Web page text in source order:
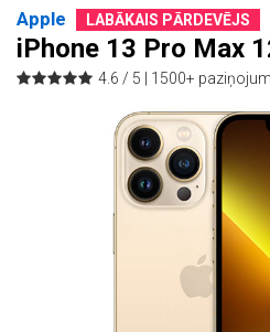
Apple LABĀKAIS PĀRDEVĒJS
iPhone 13 Pro Max
4.6 / 5 | 1500+